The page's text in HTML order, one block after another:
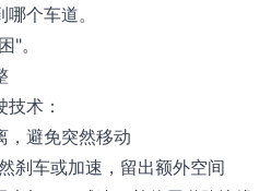
个车道。
"。
术：
，避免突然移动
刹车或加速，留出额外空间